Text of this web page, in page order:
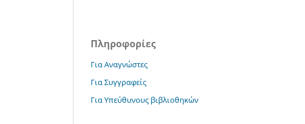
Πληροφορίες
Για Αναγνώστες
Για Συγγραφείς
Για Υπεύθυνους βιβλιοθηκών